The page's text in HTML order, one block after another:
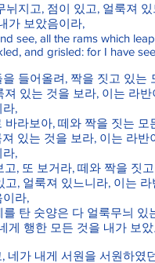
지고, 점이 있고, 얼룩져
가 보았음이라,
see, all the rams which leap
and grisled: for I have
들어올려, 짝을 짓고 있는
있는 것을 보라, 이는 라반
라,
바라보아, 떼와 짝을 짓는 모
있는 것을 보라, 이는 라반
라,
, 또 보거라, 떼와 짝을 짓
, 얼룩져 있느니라, 이는 라
라,
탄 숫양은 다 얼룩무늬 있
게 행한 모든 것을 내가 보
네가 내게 서원을 서원하였